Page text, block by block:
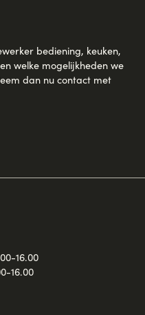
bediening, keuken,
welke mogelijkheden we
dan nu contact met
16.00
16.00